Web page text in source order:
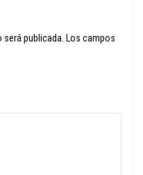
publicada. Los campos